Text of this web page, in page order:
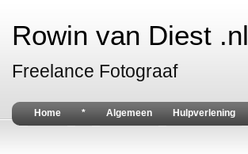
Rowin van Diest .nl
Freelance Fotograaf
Home * Algemeen Hulpverlening